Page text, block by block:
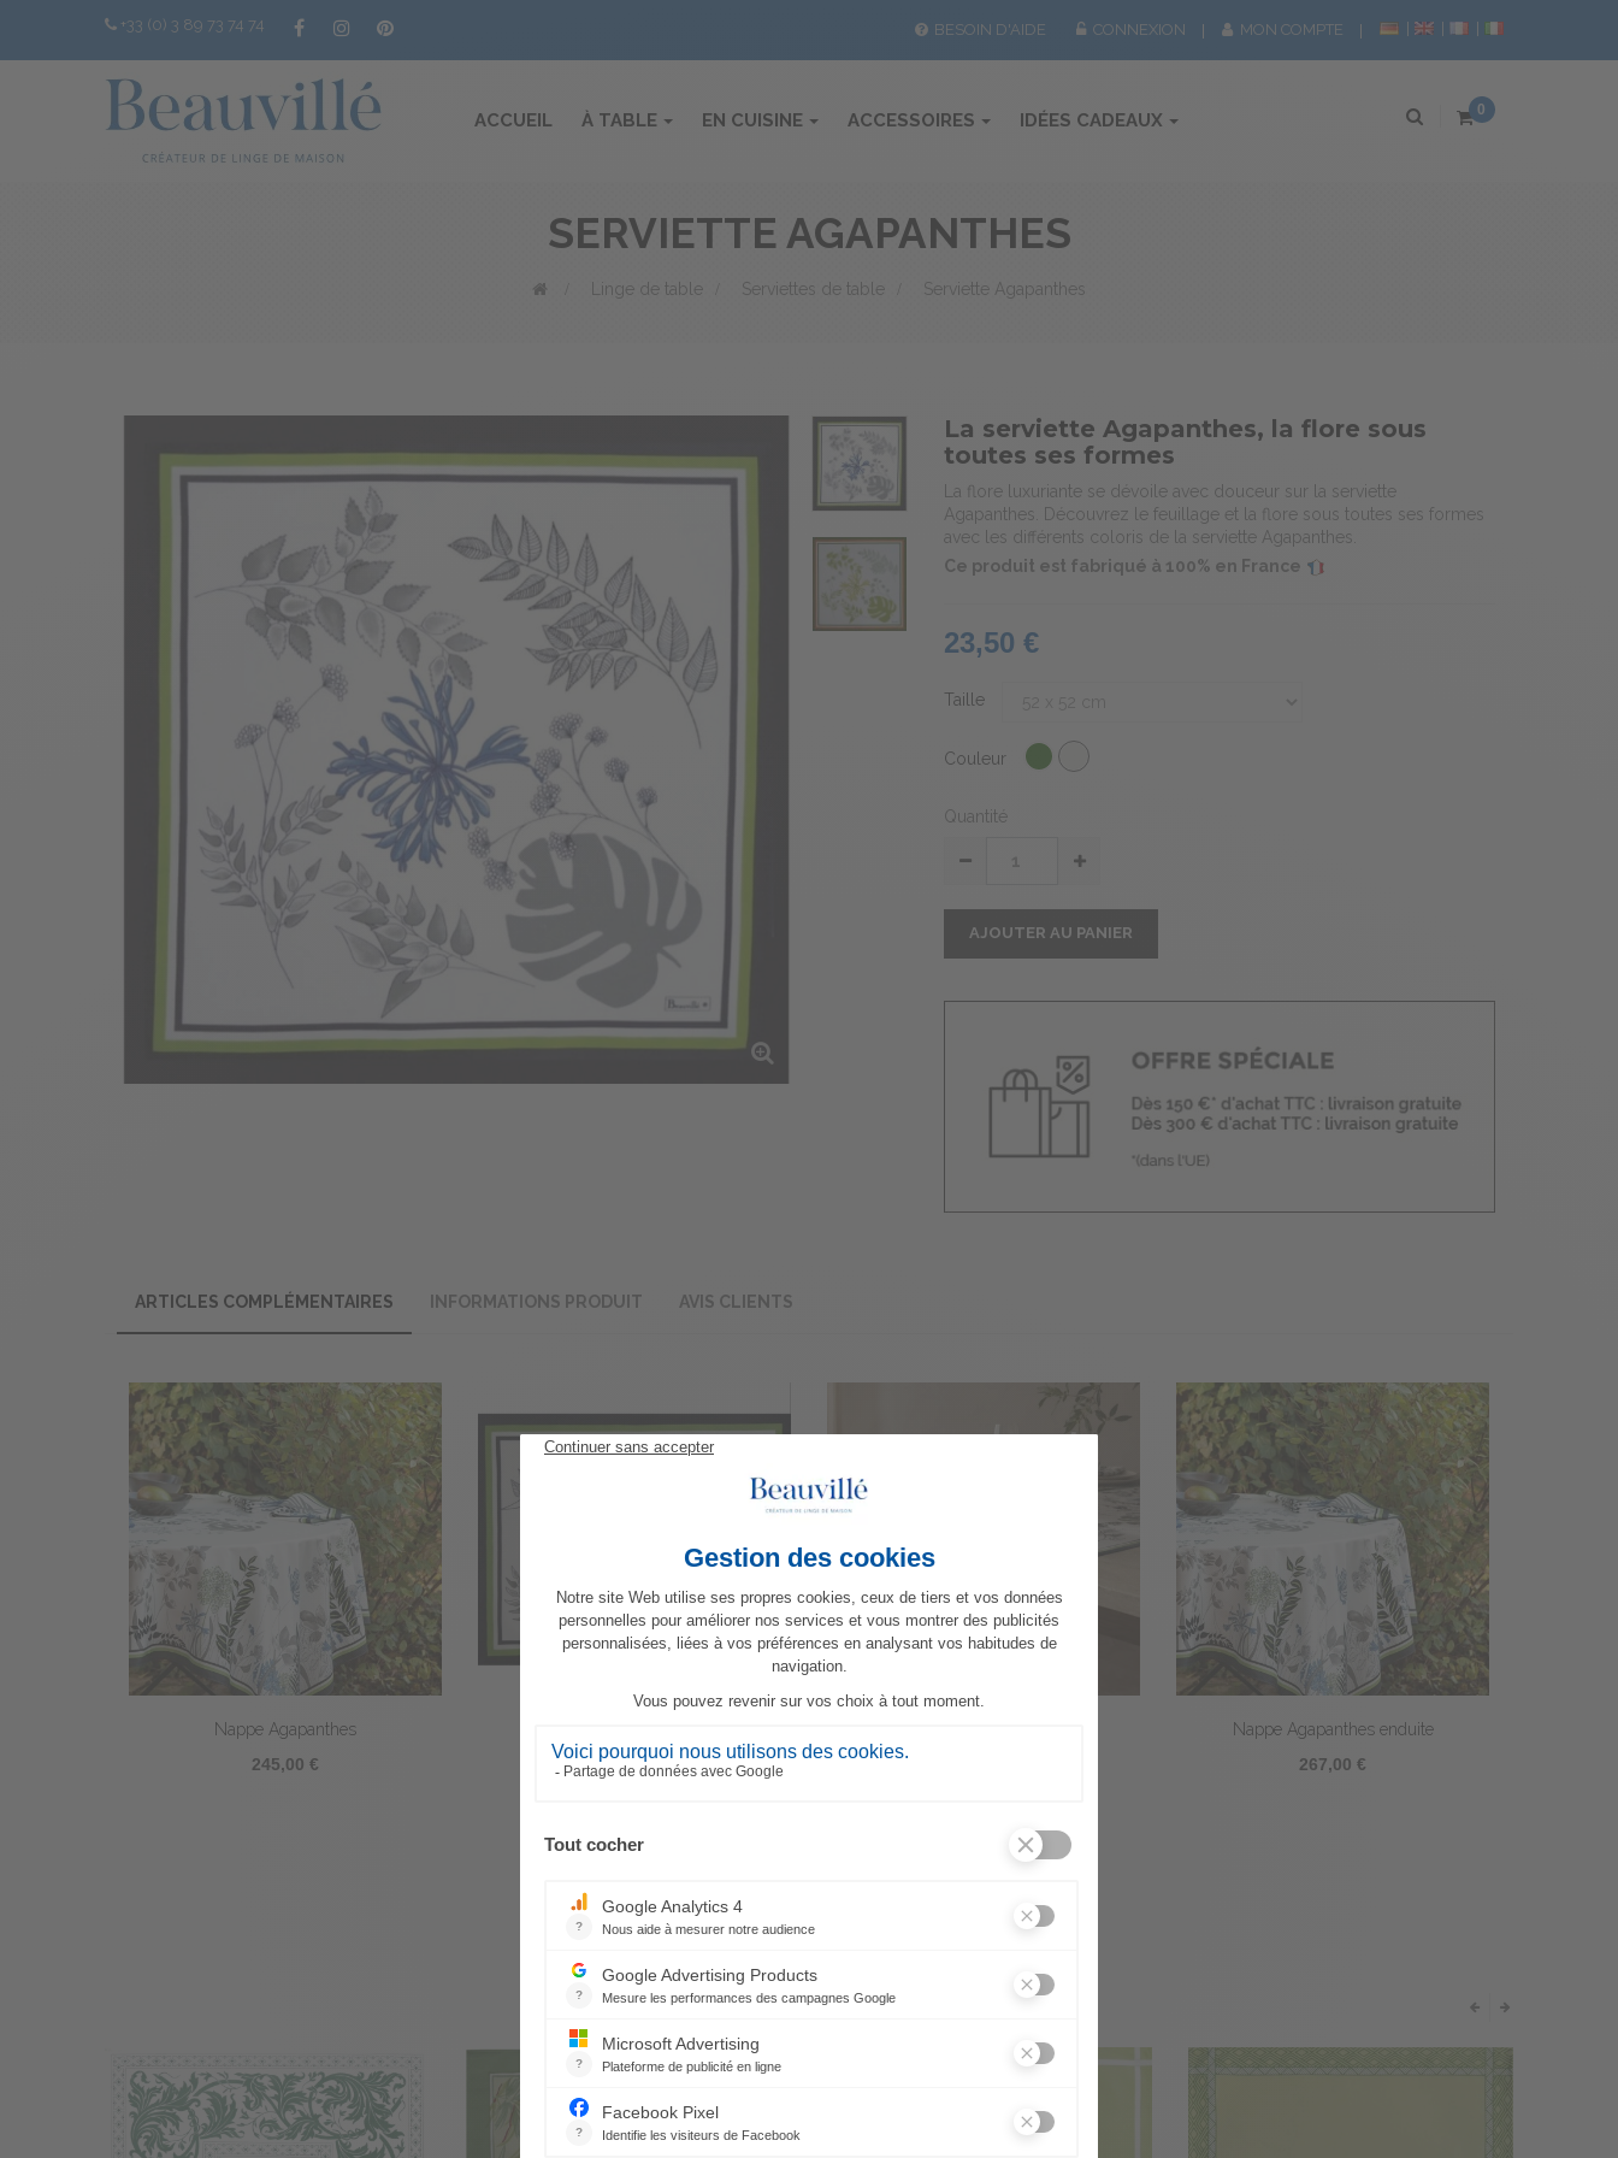
+33 (0) 3 89 73 74 74 CONNEXION MON COMPTE
BESOIN D'AIDE
ACCUEIL À TABLE EN CUISINE ACCESSOIRES IDÉES CADEAUX 0
Linge de table Serviettes de table Serviette Agapanthes
SERVIETTE AGAPANTHES
La serviette Agapanthes, la flore sous
toutes ses formes
La flore luxuriante se dévoile avec douceur sur la serviette
Agapanthes. Découvrez le feuillage et la flore sous toutes ses formes
avec les différents coloris de la serviette Agapanthes.
Ce produit est fabriqué à 100% en France
23,50 €
Taille
Couleur
Quantité
AJOUTER AU PANIER
ARTICLES COMPLÉMENTAIRES INFORMATIONS PRODUIT AVIS CLIENTS
Nappe Agapanthes
245,00 €
20,00 €
Nappe Agapanthes enduite
267,00 €
CES PRODUITS PEUVENT AUSSI VOUS PLAIRE